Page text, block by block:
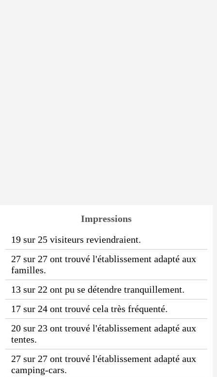
Impressions
19 sur 25 visiteurs reviendraient.
27 sur 27 ont trouvé l'établissement adapté aux
familles.
13 sur 22 ont pu se détendre tranquillement.
17 sur 24 ont trouvé cela très fréquenté.
20 sur 23 ont trouvé l'établissement adapté aux
tentes.
27 sur 27 ont trouvé l'établissement adapté aux
camping-cars.